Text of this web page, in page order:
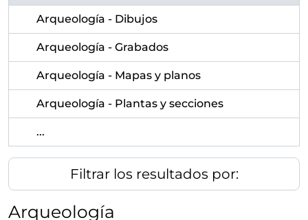
Arqueología - Dibujos
Arqueología - Grabados
Arqueología - Mapas y planos
Arqueología - Plantas y secciones
...
Filtrar los resultados por:
Arqueología